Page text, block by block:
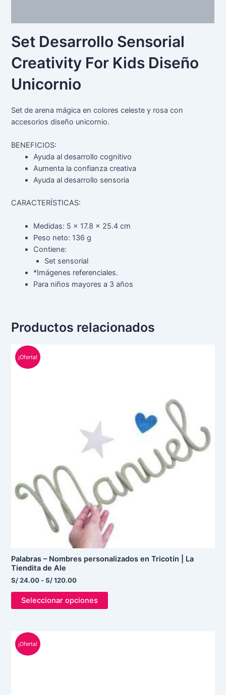
Set Desarrollo Sensorial
Creativity For Kids Diseño
Unicornio
Set de arena mágica en colores celeste y rosa con
accesorios diseño unicornio.
BENEFICIOS:
Ayuda al desarrollo cognitivo
Aumenta la confianza creativa
Ayuda al desarrollo sensoria
CARACTERÍSTICAS:
Medidas: 5 x 17.8 x 25.4 cm
Peso neto: 136 g
Contiene:
Set sensorial
*Imágenes referenciales.
Para niños mayores a 3 años
Productos relacionados
¡Oferta!
Palabras – Nombres personalizados en Tricotín | La
Tiendita de Ale
S/24.00 - S/120.00
Seleccionar opciones
opciones
pueden
la
página
de
producto
¡Oferta! precio
original